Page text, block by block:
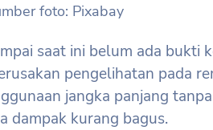
foto: Pixabay
saat ini belum ada bukti
pengelihatan pada
jangka panjang
dampak kurang bagus.